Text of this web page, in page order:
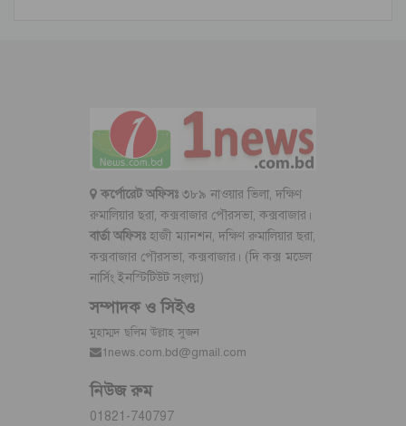
কর্পোরেট অফিসঃ৩৮৯ নাওয়ার ভিলা, দক্ষিণ
রুমালিয়ার ছরা, কক্সবাজার পৌরসভা, কক্সবাজার।
বার্তা অফিসঃ হাজী ম্যানশন, দক্ষিণ রুমালিয়ার ছরা,
কক্সবাজার পৌরসভা, কক্সবাজার। (দি কক্স মডেল
নার্সিং ইনস্টিটিউট সংলগ্ন)
সম্পাদক ও সিইও
মুহাম্মদ ছলিম উল্লাহ সুজন
1news.com.bd@gmail.com
নিউজ রুম
01821-740797